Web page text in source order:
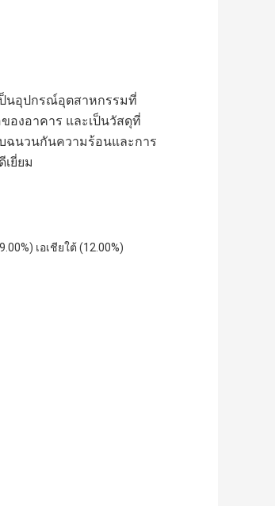
นอุปกรณ์อุตสาหกรรมที่
องอาคาร และเป็นวัสดุที่
ฉนวนกันความร้อนและการ
เยี่ยม
เอเชียใต้ (12.00%)